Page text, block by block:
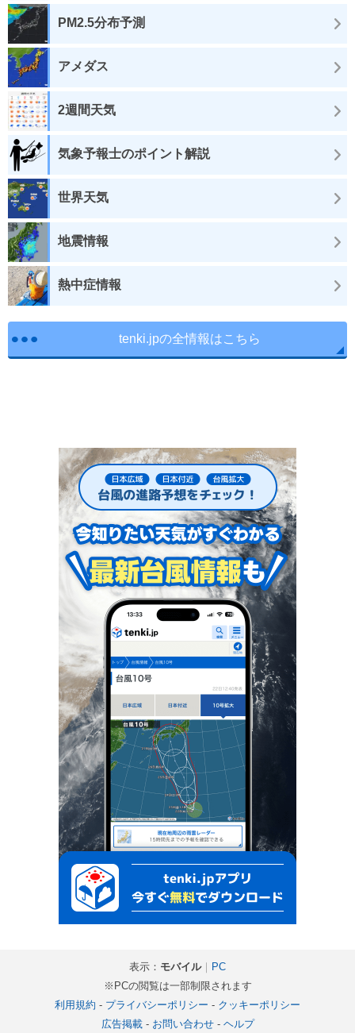
PM2.5分布予測
アメダス
2週間天気
気象予報士のポイント解説
世界天気
地震情報
熱中症情報
tenki.jpの全情報はこちら
表示： モバイル｜ PC
※PCの閲覧は一部制限されます
利用規約 - プライバシーポリシー - クッキーポリシー
広告掲載- お問い合わせ- ヘルプ